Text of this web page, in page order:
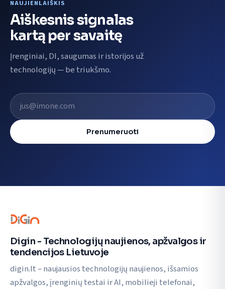
NAUJIENLAIŠKIS
Aiškesnis signalas
kartą per savaitę
Įrenginiai, DI, saugumas ir istorijos už
technologijų — be triukšmo.
El. pašto adresas
Prenumeruoti
Digin - Technologijų naujienos, apžvalgos ir
tendencijos Lietuvoje
digin.lt – naujausios technologijų naujienos, išsamios
apžvalgos, įrenginių testai ir AI, mobilieji telefonai,